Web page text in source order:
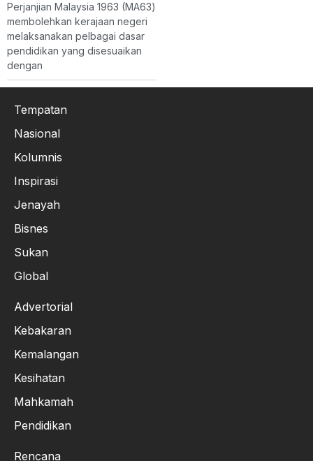
Perjanjian Malaysia 1963 (MA63)
membolehkan kerajaan negeri
melaksanakan pelbagai dasar
pendidikan yang disesuaikan
dengan
Tempatan
Nasional
Kolumnis
Inspirasi
Jenayah
Bisnes
Sukan
Global
Advertorial
Kebakaran
Kemalangan
Kesihatan
Mahkamah
Pendidikan
Rencana